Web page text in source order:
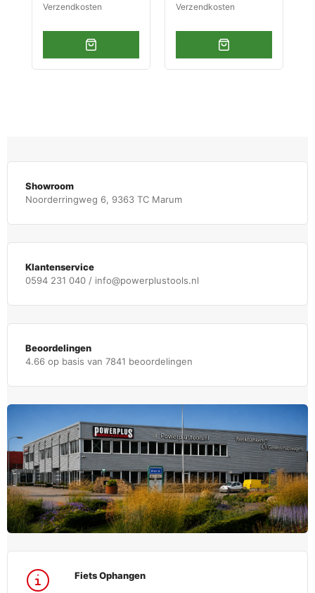
Verzendkosten
Verzendkosten
Showroom
Noorderringweg 6, 9363 TC Marum
Klantenservice
0594 231 040 / info@powerplustools.nl
Beoordelingen
4.66 op basis van 7841 beoordelingen
Fiets Ophangen